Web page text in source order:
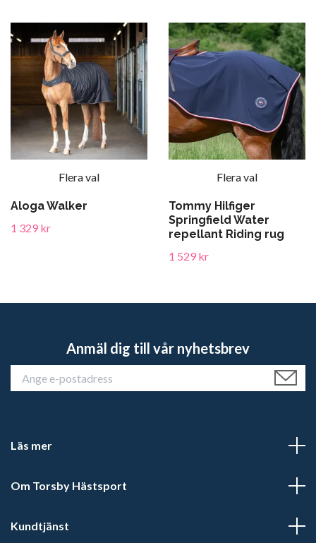
Flera val
Aloga Walker
1 329 kr
Flera val
Tommy Hilfiger
Springfield Water
repellant Riding rug
1 529 kr
Anmäl dig till vår nyhetsbrev
Läs mer
Om Torsby Hästsport
Kundtjänst